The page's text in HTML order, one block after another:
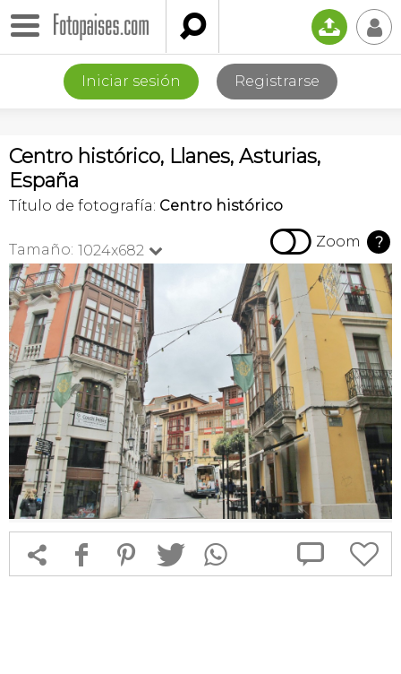
 📤 👤
Iniciar sesión Registrarse
Centro histórico, Llanes, Asturias,
España
Título de fotografía: Centro histórico
Tamaño: 1024x682   Zoom ?
 f 1 T  